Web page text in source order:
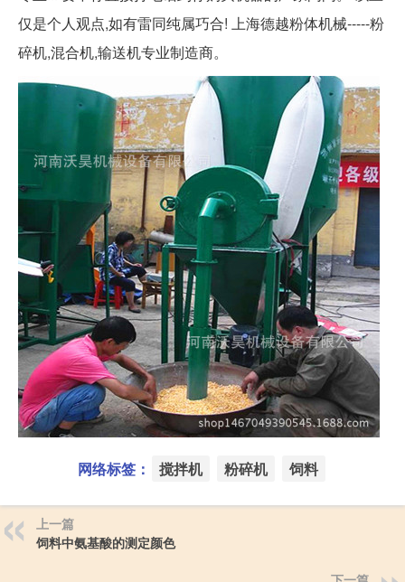
仅是个人观点,如有雷同纯属巧合! 上海德越粉体机械-----粉
碎机,混合机,输送机专业制造商。
网络标签： 搅拌机 粉碎机 饲料
上一篇
饲料中氨基酸的测定颜色